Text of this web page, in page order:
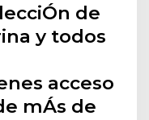
de
y todos
acceso
mÁs de